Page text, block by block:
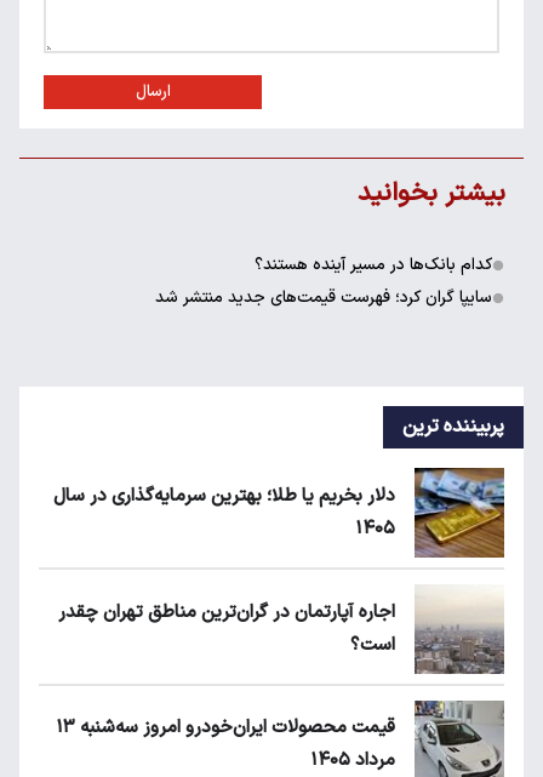
ارسال
بیشتر بخوانید
کدام بانک‌ها در مسیر آینده هستند؟
سایپا گران کرد؛ فهرست قیمت‌های جدید منتشر شد
پربیننده ترین
دلار بخریم یا طلا؛ بهترین سرمایه‌گذاری در سال
۱۴۰۵
اجاره آپارتمان در گران‌ترین مناطق تهران چقدر
است؟
قیمت محصولات ایران‌خودرو امروز سه‌شنبه ۱۳
مرداد ۱۴۰۵